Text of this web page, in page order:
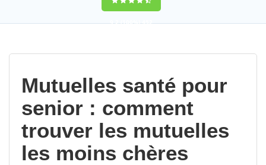
9,2(100%)452
Mutuelles santé pour
senior : comment
trouver les mutuelles
les moins chères